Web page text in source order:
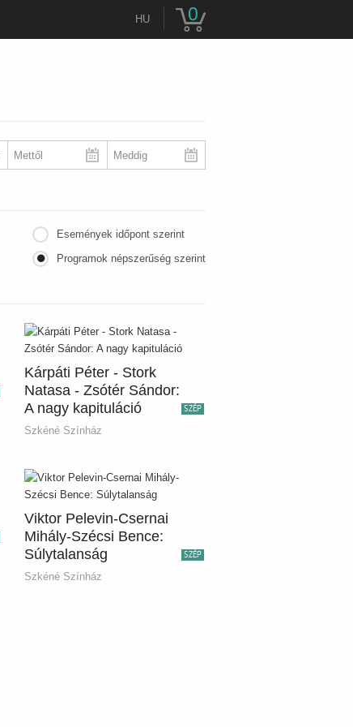
HU 0
Események időpont szerint
Programok népszerűség szerint
Kárpáti Péter - Stork
Natasa - Zsótér Sándor:
A nagy kapituláció
SZÉP
Szkéné Színház
Viktor Pelevin-Csernai
Mihály-Szécsi Bence:
Súlytalanság
SZÉP
Szkéné Színház